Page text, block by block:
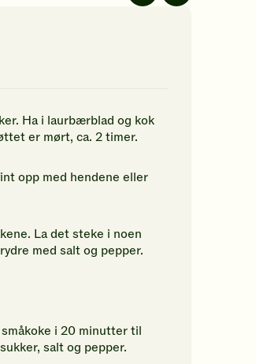
din
vurdering.
Ha i laurbærblad og kok
er mørt, ca. 2 timer.
opp med hendene eller
La det steke i noen
med salt og pepper.
i 20 minutter til
salt og pepper.